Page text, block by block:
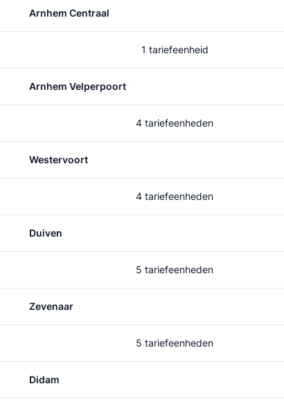
Arnhem Centraal
1 tariefeenheid
Arnhem Velperpoort
4 tariefeenheden
Westervoort
4 tariefeenheden
Duiven
5 tariefeenheden
Zevenaar
5 tariefeenheden
Didam